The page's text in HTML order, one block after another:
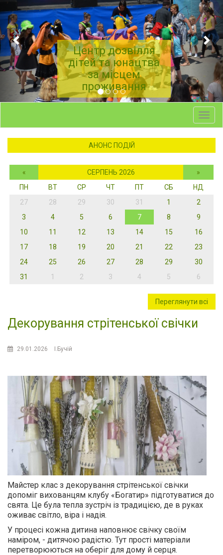
Центр дозвілля
дітей та юнацтва
за місцем
проживання
АНОНС ПОДІЙ
« СЕРПЕНЬ 2026
»
ПН
ВТ СР ЧТ ПТ СБ
НД
27
28 29 30 31 1
2
3
4 5 6 7 8
9
10
11 12 13 14 15
16
17
18 19 20 21 22
23
24
25 26 27 28 29
30
31
1 2 3 4 5 6
Переглянути всі
Декорування стрітенської свічки
29.01.2026 І.Бучій
Майстер клас з декорування стрітенської свічки
допоміг вихованцям клубу «Богатир» підготуватися до
свята. Це була тепла зустріч із традицією, де в руках
оживає світло, віра і надія.
У процесі кожна дитина наповнює свічку своїм
наміром, - дитячою радістю. Тут прості матеріали
перетворюються на оберіг для дому й серця.